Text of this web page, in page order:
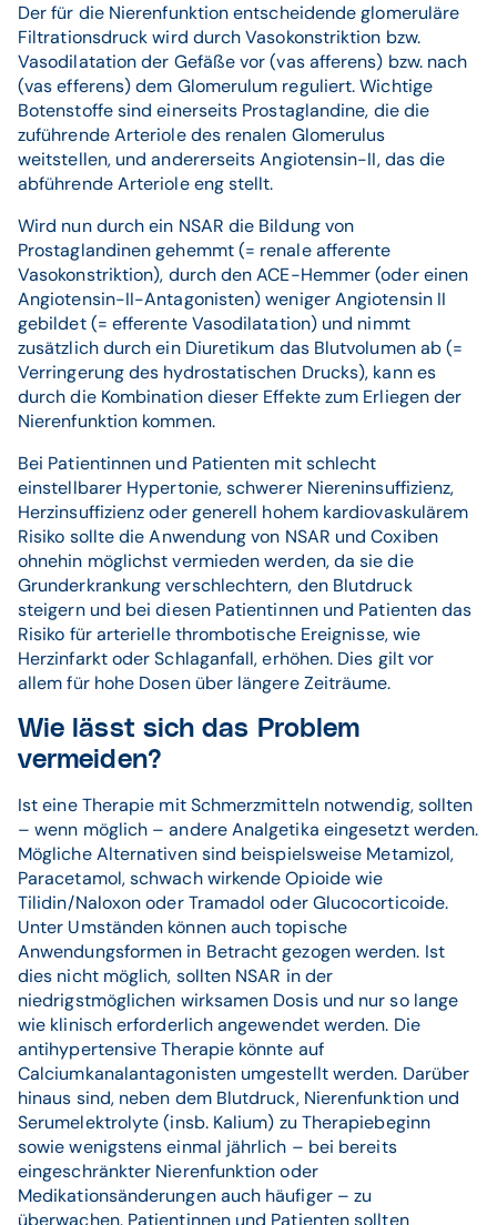
Der für die Nierenfunktion entscheidende glomeruläre
Filtrationsdruck wird durch Vasokonstriktion bzw.
Vasodilatation der Gefäße vor (vas afferens) bzw. nach
(vas efferens) dem Glomerulum reguliert. Wichtige
Botenstoffe sind einerseits Prostaglandine, die die
zuführende Arteriole des renalen Glomerulus
weitstellen, und andererseits Angiotensin-II, das die
abführende Arteriole eng stellt.
Wird nun durch ein NSAR die Bildung von
Prostaglandinen gehemmt (= renale afferente
Vasokonstriktion), durch den ACE-Hemmer (oder einen
Angiotensin-II-Antagonisten) weniger Angiotensin II
gebildet (= efferente Vasodilatation) und nimmt
zusätzlich durch ein Diuretikum das Blutvolumen ab (=
Verringerung des hydrostatischen Drucks), kann es
durch die Kombination dieser Effekte zum Erliegen der
Nierenfunktion kommen.
Bei Patientinnen und Patienten mit schlecht
einstellbarer Hypertonie, schwerer Niereninsuffizienz,
Herzinsuffizienz oder generell hohem kardiovaskulärem
Risiko sollte die Anwendung von NSAR und Coxiben
ohnehin möglichst vermieden werden, da sie die
Grunderkrankung verschlechtern, den Blutdruck
steigern und bei diesen Patientinnen und Patienten das
Risiko für arterielle thrombotische Ereignisse, wie
Herzinfarkt oder Schlaganfall, erhöhen. Dies gilt vor
allem für hohe Dosen über längere Zeiträume.
Wie lässt sich das Problem
vermeiden?
Ist eine Therapie mit Schmerzmitteln notwendig, sollten
– wenn möglich – andere Analgetika eingesetzt werden.
Mögliche Alternativen sind beispielsweise Metamizol,
Paracetamol, schwach wirkende Opioide wie
Tilidin/Naloxon oder Tramadol oder Glucocorticoide.
Unter Umständen können auch topische
Anwendungsformen in Betracht gezogen werden. Ist
dies nicht möglich, sollten NSAR in der
niedrigstmöglichen wirksamen Dosis und nur so lange
wie klinisch erforderlich angewendet werden. Die
antihypertensive Therapie könnte auf
Calciumkanalantagonisten umgestellt werden. Darüber
hinaus sind, neben dem Blutdruck, Nierenfunktion und
Serumelektrolyte (insb. Kalium) zu Therapiebeginn
sowie wenigstens einmal jährlich – bei bereits
eingeschränkter Nierenfunktion oder
Medikationsänderungen auch häufiger – zu
überwachen. Patientinnen und Patienten sollten